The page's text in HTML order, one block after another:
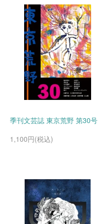
季刊文芸誌 東京荒野 第30号
1,100円(税込)